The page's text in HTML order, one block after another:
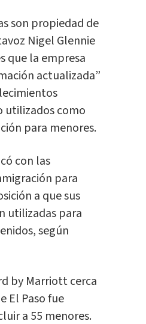
son propiedad de
Nigel Glennie
que la empresa
actualizada”
utilizados como
para menores.
con las
para
a que sus
utilizadas para
según
by Marriott cerca
El Paso fue
a 55 menores.